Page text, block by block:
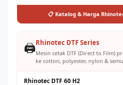
📋 Katalog & Harga
🖨️Rhinotec DTF Series
Mesin cetak DTF (Direct to Film)
ke cotton, polyester, nylon &
Rhinotec DTF 60 H2